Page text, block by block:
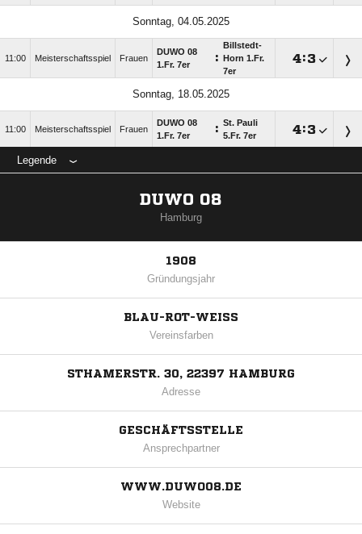
Sonntag, 04.05.2025
11:00 Meisterschaftsspiel Frauen
DUWO 08
1.Fr. 7er
:
Billstedt-
Horn 1.Fr.
7er
:
Sonntag, 18.05.2025
11:00 Meisterschaftsspiel Frauen
DUWO 08
1.Fr. 7er
: St. Pauli
5.Fr. 7er
:
Legende
DUWO 08
Hamburg
1908
Gründungsjahr
BLAU-ROT-WEISS
Vereinsfarben
STHAMERSTR. 30, 22397 HAMBURG
Adresse
GESCHÄFTSSTELLE
Ansprechpartner
WWW.DUWO08.DE
Website